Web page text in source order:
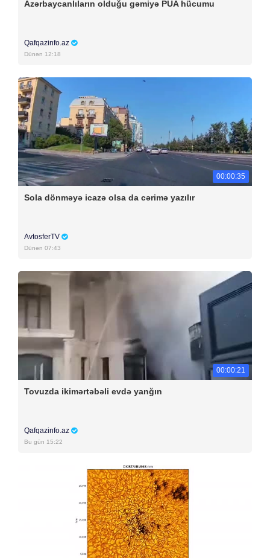
Azərbaycanlıların olduğu gəmiyə PUA hücumu
Qafqazinfo.az
Dünən 12:18
00:00:35
Sola dönməyə icazə olsa da cərimə yazılır
AvtosferTV
Dünən 07:43
00:00:21
Tovuzda ikimərtəbəli evdə yanğın
Qafqazinfo.az
Bu gün 15:22